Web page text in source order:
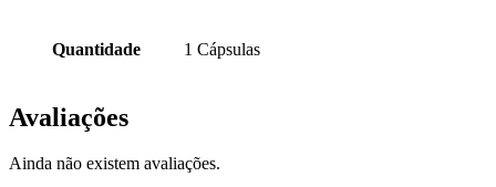
Quantidade 1 Cápsulas
Avaliações
Ainda não existem avaliações.